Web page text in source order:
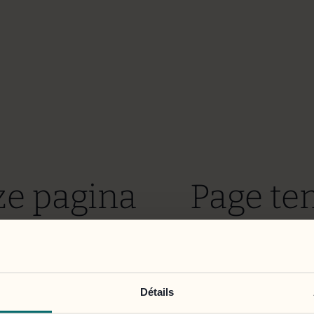
Détails
pagina
zo snel mogelijk te verhelpen.
Page
Nous mettons tout
Nous nous excusons